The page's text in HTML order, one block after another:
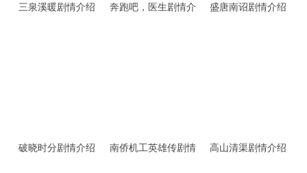
三泉溪暖剧情介绍
奔跑吧，医生剧情介
盛唐南诏剧情介绍
破晓时分剧情介绍
南侨机工英雄传剧情
高山清渠剧情介绍